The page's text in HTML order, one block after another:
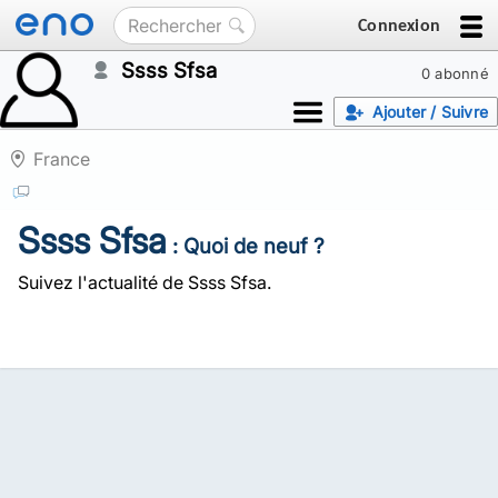
Connexion
0 abonné
Ssss Sfsa
Ajouter / Suivre
France
Ssss Sfsa : Quoi de neuf ?
Suivez l'actualité de Ssss Sfsa.